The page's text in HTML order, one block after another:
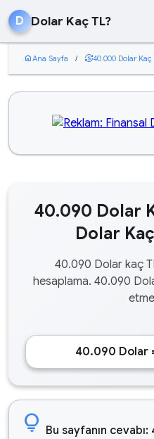
D Dolar Kaç TL?
homeAna Sayfa / currency_exchange40.000 Dolar Kaç
40.090 Dolar
Dolar
40.090 Dolar kaç
hesaplama. 40.090
40.090 Dolar
lightbulb Bu sayfanın